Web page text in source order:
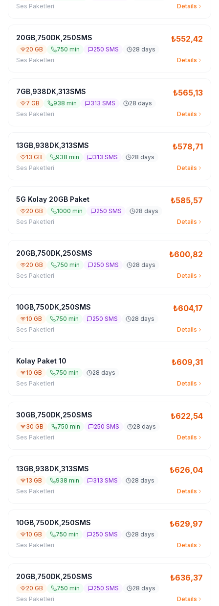
Ses Paketleri
Details
20GB,750DK,250SMS ₺552,42
20 GB 750 min 250 SMS
28 days
Ses Paketleri
Details
7GB,938DK,313SMS ₺565,13
7 GB 938 min 313 SMS
28 days
Ses Paketleri
Details
13GB,938DK,313SMS ₺578,71
13 GB 938 min 313 SMS
28 days
Ses Paketleri
Details
5G Kolay 20GB Paket ₺585,57
20 GB 1000 min 250 SMS
28 days
Ses Paketleri
Details
20GB,750DK,250SMS ₺600,82
20 GB 750 min 250 SMS
28 days
Ses Paketleri
Details
10GB,750DK,250SMS ₺604,17
10 GB 750 min 250 SMS
28 days
Ses Paketleri
Details
Kolay Paket 10 ₺609,31
10 GB 750 min
28 days
Ses Paketleri
Details
30GB,750DK,250SMS ₺622,54
30 GB 750 min 250 SMS
28 days
Ses Paketleri
Details
13GB,938DK,313SMS ₺626,04
13 GB 938 min 313 SMS
28 days
Ses Paketleri
Details
10GB,750DK,250SMS ₺629,97
10 GB 750 min 250 SMS
28 days
Ses Paketleri
Details
20GB,750DK,250SMS ₺636,37
20 GB 750 min 250 SMS
28 days
Ses Paketleri
Details